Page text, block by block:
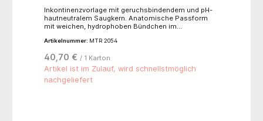
Inkontinenzvorlage mit geruchsbindendem und pH-
hautneutralem Saugkern. Anatomische Passform
mit weichen, hydrophoben Bündchen im
ist die Einlage in der Unterwäsche zu fixieren.
als Schutz nach vaginalen Eingriffen oder als
bequeme auslaufsichere Einlage nach der
Entbindung.
Artikelnummer: MTR 2054
40,70 € / 1 Karton
Artikel ist im Zulauf, wird schnellstmöglich
nachgeliefert